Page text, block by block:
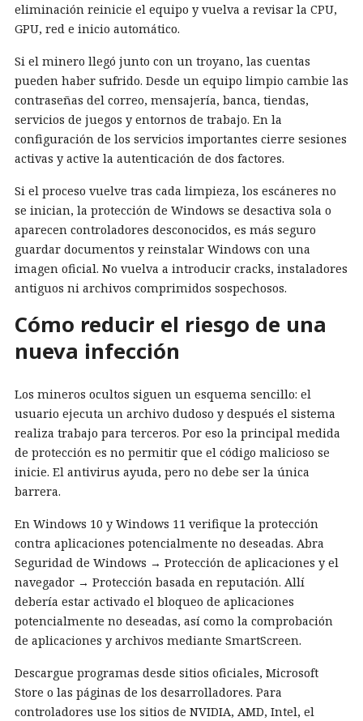
eliminación reinicie el equipo y vuelva a revisar la CPU,
GPU, red e inicio automático.
Si el minero llegó junto con un troyano, las cuentas
pueden haber sufrido. Desde un equipo limpio cambie las
contraseñas del correo, mensajería, banca, tiendas,
servicios de juegos y entornos de trabajo. En la
configuración de los servicios importantes cierre sesiones
activas y active la autenticación de dos factores.
Si el proceso vuelve tras cada limpieza, los escáneres no
se inician, la protección de Windows se desactiva sola o
aparecen controladores desconocidos, es más seguro
guardar documentos y reinstalar Windows con una
imagen oficial. No vuelva a introducir cracks, instaladores
antiguos ni archivos comprimidos sospechosos.
Cómo reducir el riesgo de una
nueva infección
Los mineros ocultos siguen un esquema sencillo: el
usuario ejecuta un archivo dudoso y después el sistema
realiza trabajo para terceros. Por eso la principal medida
de protección es no permitir que el código malicioso se
inicie. El antivirus ayuda, pero no debe ser la única
barrera.
En Windows 10 y Windows 11 verifique la protección
contra aplicaciones potencialmente no deseadas. Abra
Seguridad de Windows → Protección de aplicaciones y el
navegador → Protección basada en reputación. Allí
debería estar activado el bloqueo de aplicaciones
potencialmente no deseadas, así como la comprobación
de aplicaciones y archivos mediante SmartScreen.
Descargue programas desde sitios oficiales, Microsoft
Store o las páginas de los desarrolladores. Para
controladores use los sitios de NVIDIA, AMD, Intel, el